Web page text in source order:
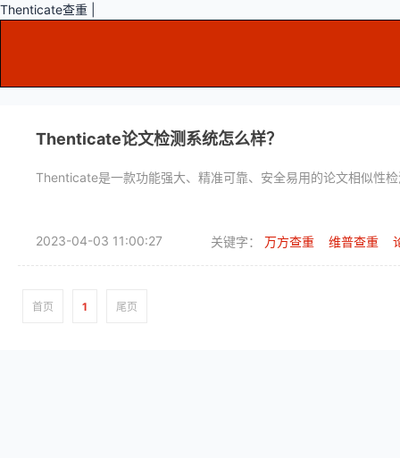
Thenticate查重 |
Thenticate论文检测系统怎么样？
Thenticate是一款功能强大、精准可靠、安全易用的论文相似性
2023-04-03 11:00:27 关键字： 万方查重 维普查重
首页 1 尾页